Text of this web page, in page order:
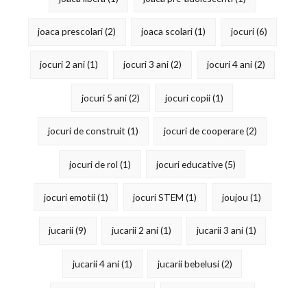
joaca prescolari(2) joaca scolari(1) jocuri(6)
jocuri 2 ani(1) jocuri 3 ani(2) jocuri 4 ani(2)
jocuri 5 ani(2) jocuri copii(1)
jocuri de construit (1) jocuri de cooperare(2)
jocuri de rol (1) jocuri educative(5)
jocuri emotii(1) jocuri STEM (1) joujou (1)
jucarii(9) jucarii 2 ani(1) jucarii 3 ani(1)
jucarii 4 ani(1) jucarii bebelusi(2)